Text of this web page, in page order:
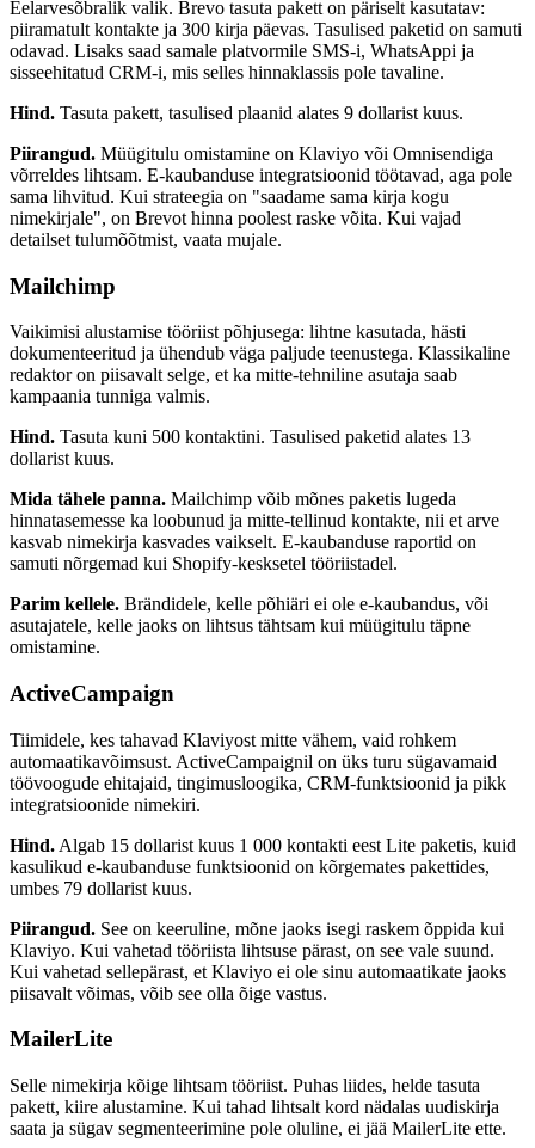
Eelarvesõbralik valik. Brevo tasuta pakett on päriselt kasutatav:
piiramatult kontakte ja 300 kirja päevas. Tasulised paketid on samuti
odavad. Lisaks saad samale platvormile SMS-i, WhatsAppi ja
sisseehitatud CRM-i, mis selles hinnaklassis pole tavaline.
Hind. Tasuta pakett, tasulised plaanid alates 9 dollarist kuus.
Piirangud. Müügitulu omistamine on Klaviyo või Omnisendiga
võrreldes lihtsam. E-kaubanduse integratsioonid töötavad, aga pole
sama lihvitud. Kui strateegia on "saadame sama kirja kogu
nimekirjale", on Brevot hinna poolest raske võita. Kui vajad
detailset tulumõõtmist, vaata mujale.
Mailchimp
Vaikimisi alustamise tööriist põhjusega: lihtne kasutada, hästi
dokumenteeritud ja ühendub väga paljude teenustega. Klassikaline
redaktor on piisavalt selge, et ka mitte-tehniline asutaja saab
kampaania tunniga valmis.
Hind. Tasuta kuni 500 kontaktini. Tasulised paketid alates 13
dollarist kuus.
Mida tähele panna. Mailchimp võib mõnes paketis lugeda
hinnatasemesse ka loobunud ja mitte-tellinud kontakte, nii et arve
kasvab nimekirja kasvades vaikselt. E-kaubanduse raportid on
samuti nõrgemad kui Shopify-kesksetel tööriistadel.
Parim kellele. Brändidele, kelle põhiäri ei ole e-kaubandus, või
asutajatele, kelle jaoks on lihtsus tähtsam kui müügitulu täpne
omistamine.
ActiveCampaign
Tiimidele, kes tahavad Klaviyost mitte vähem, vaid rohkem
automaatikavõimsust. ActiveCampaignil on üks turu sügavamaid
töövoogude ehitajaid, tingimusloogika, CRM-funktsioonid ja pikk
integratsioonide nimekiri.
Hind. Algab 15 dollarist kuus 1 000 kontakti eest Lite paketis, kuid
kasulikud e-kaubanduse funktsioonid on kõrgemates pakettides,
umbes 79 dollarist kuus.
Piirangud. See on keeruline, mõne jaoks isegi raskem õppida kui
Klaviyo. Kui vahetad tööriista lihtsuse pärast, on see vale suund.
Kui vahetad sellepärast, et Klaviyo ei ole sinu automaatikate jaoks
piisavalt võimas, võib see olla õige vastus.
MailerLite
Selle nimekirja kõige lihtsam tööriist. Puhas liides, helde tasuta
pakett, kiire alustamine. Kui tahad lihtsalt kord nädalas uudiskirja
saata ja sügav segmenteerimine pole oluline, ei jää MailerLite ette.